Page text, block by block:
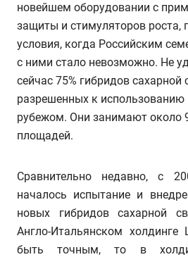
новейшем оборудовании с
защиты и стимуляторов роста,
условия, когда Российским
с ними стало невозможно. Не
сейчас 75% гибридов сахарной
разрешенных к использованию
рубежом. Они занимают около
площадей.
Сравнительно недавно, с
началось испытание и
новых гибридов сахарной
Англо-Итальянском
быть точным, то в